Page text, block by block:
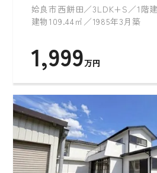
姶良市西餅田／3LDK+S／1階
建物109.44㎡／1985年3月築
1,999万円